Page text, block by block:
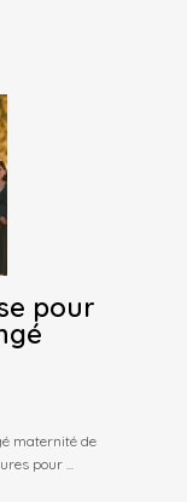
pour
maternité de
pour ...